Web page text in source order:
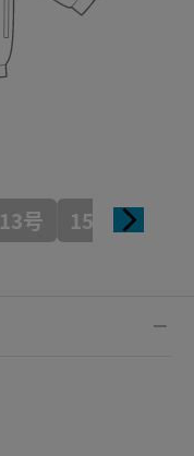
13号 15号